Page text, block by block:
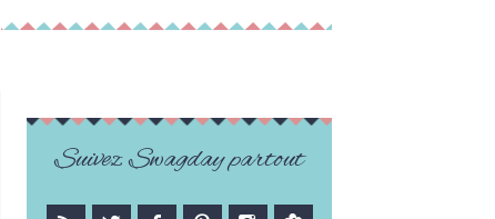
Suivez Swagday partout